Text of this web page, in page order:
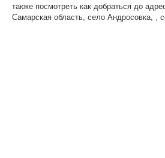
также посмотреть как добраться до
Самарская область, село Андросовка, ,